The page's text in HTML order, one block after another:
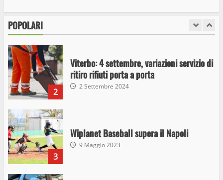
POPOLARI
stupefacenti
2
Viterbo: 4 settembre, variazioni servizio di
ritiro rifiuti porta a porta
2 Settembre 2024
3
Wiplanet Baseball supera il Napoli
9 Maggio 2023